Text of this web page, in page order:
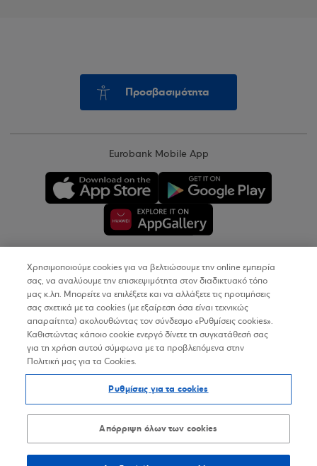
Προσβασιμότητα
Eurobank Mobile App
Copyright © 2026
Όροι Χρήσης
Προσωπικά Δεδομένα στον Διαδικτυακό Τόπο
Δήλωση Προσβασιμότητας
Sitemap
Χρησιμοποιούμε cookies για να βελτιώσουμε την online εμπειρία
σας, να αναλύουμε την επισκεψιμότητα στον διαδικτυακό τόπο
μας κ.λπ. Μπορείτε να επιλέξετε και να αλλάξετε τις προτιμήσεις
σας σχετικά με τα cookies (με εξαίρεση όσα είναι τεχνικώς
απαραίτητα) ακολουθώντας τον σύνδεσμο «Ρυθμίσεις cookies».
Καθιστώντας κάποιο cookie ενεργό δίνετε τη συγκατάθεσή σας
για τη χρήση αυτού σύμφωνα με τα προβλεπόμενα στην
Πολιτική μας για τα Cookies.
Ρυθμίσεις για τα cookies
Απόρριψη όλων των cookies